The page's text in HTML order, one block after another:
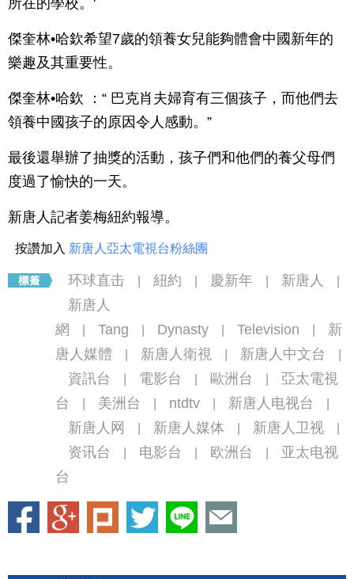
所在的學校。'
傑奎林•哈欽希望7歲的領養女兒能夠體會中國新年的
樂趣及其重要性。
傑奎林•哈欽 ：“ 巴克肖夫婦育有三個孩子，而他們去
領養中國孩子的原因令人感動。”
最後還舉辦了抽獎的活動，孩子們和他們的養父母們
度過了愉快的一天。
新唐人記者姜梅紐約報導。
按讚加入 新唐人亞太電視台粉絲團
环球直击 紐約 慶新年 新唐人
新唐人
網
Tang Dynasty Television
新
唐人媒體
新唐人衛視 新唐人中文台
資訊台 電影台 歐洲台
亞太電視
台
美洲台 ntdtv 新唐人电视台
新唐人网 新唐人媒体 新唐人卫视
资讯台 电影台 欧洲台
亚太电视
台